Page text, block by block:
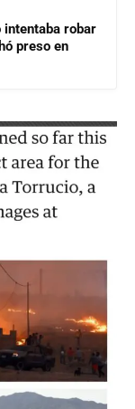
intentaba robar
preso en